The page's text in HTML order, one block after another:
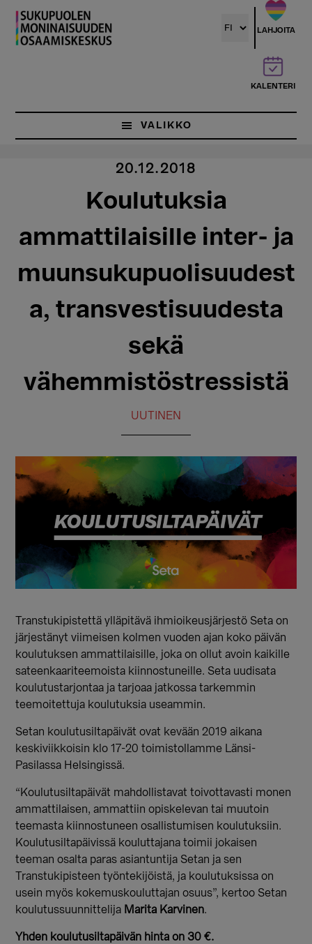
Hyppää
pääsisältöön
LAHJOITA
KALENTERI
VALIKKO
20.12.2018
Koulutuksia
ammattilaisille inter- ja
muunsukupuolisuudest
a, transvestisuudesta
sekä
vähemmistöstressistä
UUTINEN
Transtukipistettä ylläpitävä ihmioikeusjärjestö Seta on
järjestänyt viimeisen kolmen vuoden ajan koko päivän
koulutuksen ammattilaisille, joka on ollut avoin kaikille
sateenkaariteemoista kiinnostuneille. Seta uudisata
koulutustarjontaa ja tarjoaa jatkossa tarkemmin
teemoitettuja koulutuksia useammin.
Setan koulutusiltapäivät ovat kevään 2019 aikana
keskiviikkoisin klo 17-20 toimistollamme Länsi-
Pasilassa Helsingissä.
“Koulutusiltapäivät mahdollistavat toivottavasti monen
ammattilaisen, ammattiin opiskelevan tai muutoin
teemasta kiinnostuneen osallistumisen koulutuksiin.
Koulutusiltapäivissä kouluttajana toimii jokaisen
teeman osalta paras asiantuntija Setan ja sen
Transtukipisteen työntekijöistä, ja koulutuksissa on
usein myös kokemuskouluttajan osuus”, kertoo Setan
koulutussuunnittelija Marita Karvinen.
Yhden koulutusiltapäivän hinta on 30 €.